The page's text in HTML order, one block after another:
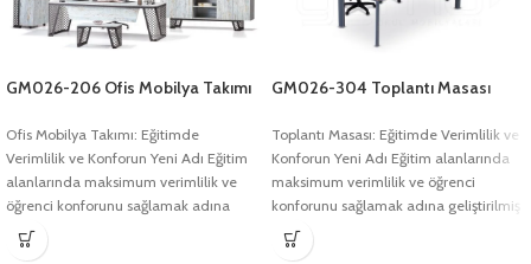
GM026-206 Ofis Mobilya Takımı
Ofis Mobilya Takımı: Eğitimde
Verimlilik ve Konforun Yeni Adı Eğitim
alanlarında maksimum verimlilik ve
öğrenci konforunu sağlamak adına
geliştirilmiş olan
GM026-304 Toplantı Masası
Toplantı Masası: Eğitimde Verimlilik ve
Konforun Yeni Adı Eğitim alanlarında
maksimum verimlilik ve öğrenci
konforunu sağlamak adına geliştirilmiş
olan Toplantı